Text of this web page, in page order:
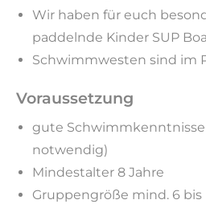
Wir haben für euch
paddelnde Kinder SUP
Schwimmwesten sind im
Voraussetzung
gute
notwendig)
Mindestalter 8 Jahre
Gruppengröße mind. 6 bis